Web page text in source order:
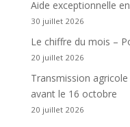
Aide exceptionnelle
30 juillet 2026
Le chiffre du mois –
20 juillet 2026
Transmission
avant le 16 octobre
20 juillet 2026